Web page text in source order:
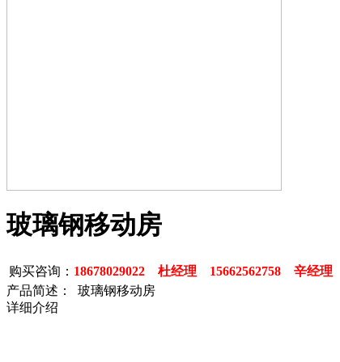
玻璃钢移动房
购买咨询： 18678029022 杜经理 15662562758 辛经理
产品简述： 玻璃钢移动房
详细介绍